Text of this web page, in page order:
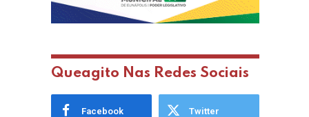
Queagito Nas Redes Sociais
Facebook Twitter